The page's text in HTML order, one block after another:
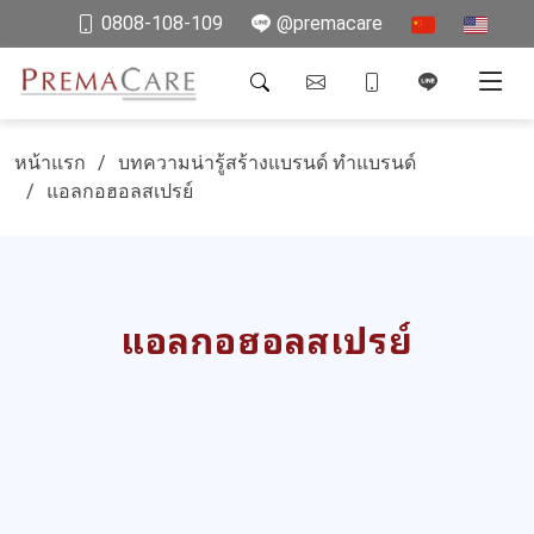
0808-108-109 @premacare
หน้าแรก
บทความน่ารู้สร้างแบรนด์ ทำแบรนด์
แอลกอฮอลสเปรย์
แอลกอฮอลสเปรย์